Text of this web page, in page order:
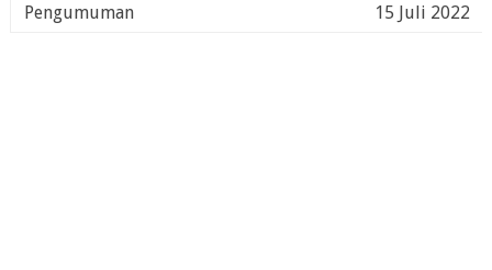
Pengumuman
15 Juli 2022